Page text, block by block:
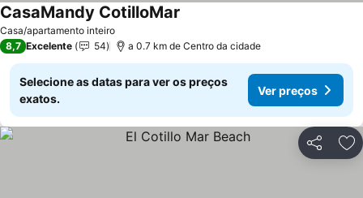
Casa/apartamento inteiro
CasaMandy CotilloMar
8,7 Excelente 54 a 0.7 km de Centro da cidade
Selecione as datas para ver os preços
exatos.
Ver preços
Partilhar